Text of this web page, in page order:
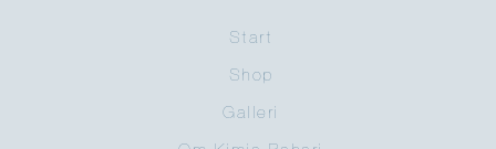
Start
Shop
Galleri